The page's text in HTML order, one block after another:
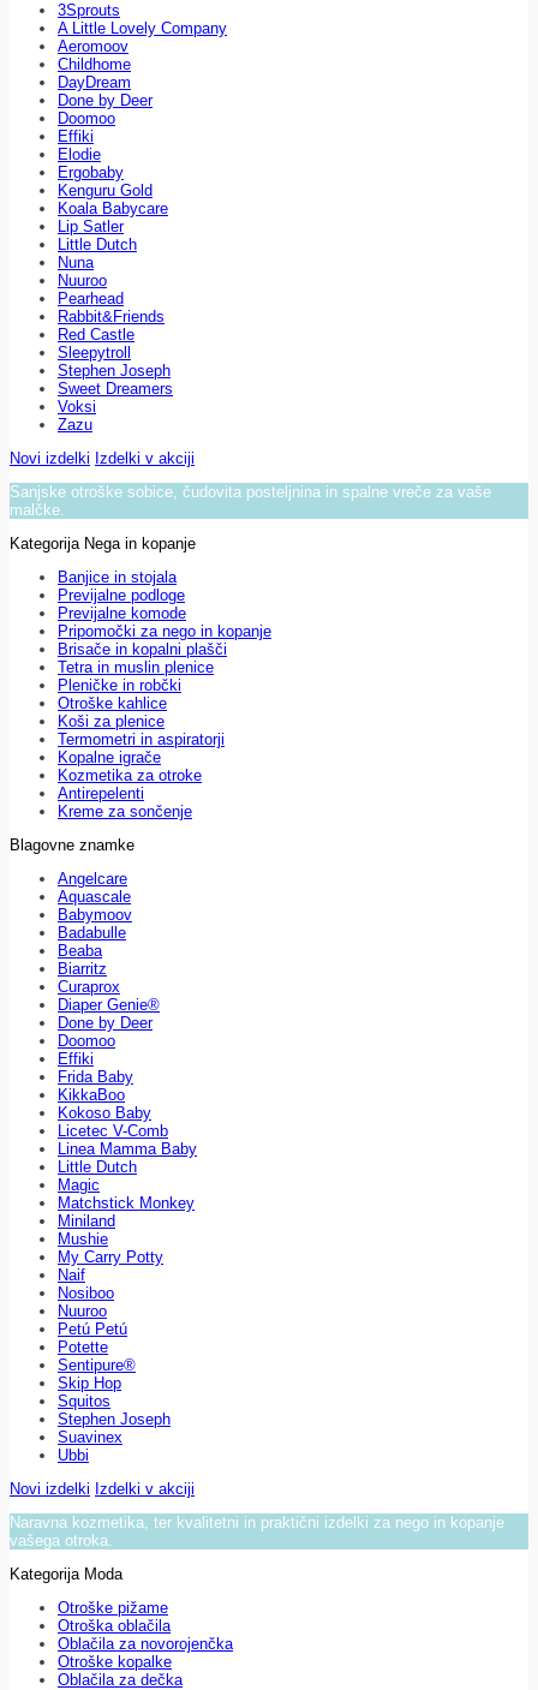
3Sprouts
A Little Lovely Company
Aeromoov
Childhome
DayDream
Done by Deer
Doomoo
Effiki
Elodie
Ergobaby
Kenguru Gold
Koala Babycare
Lip Satler
Little Dutch
Nuna
Nuuroo
Pearhead
Rabbit&Friends
Red Castle
Sleepytroll
Stephen Joseph
Sweet Dreamers
Voksi
Zazu
Novi izdelki Izdelki v akciji
Sanjske otroške sobice, čudovita posteljnina in spalne vreče za vaše
malčke.
Kategorija Nega in kopanje
Banjice in stojala
Previjalne podloge
Previjalne komode
Pripomočki za nego in kopanje
Brisače in kopalni plašči
Tetra in muslin plenice
Pleničke in robčki
Otroške kahlice
Koši za plenice
Termometri in aspiratorji
Kopalne igrače
Kozmetika za otroke
Antirepelenti
Kreme za sončenje
Blagovne znamke
Angelcare
Aquascale
Babymoov
Badabulle
Beaba
Biarritz
Curaprox
Diaper Genie®
Done by Deer
Doomoo
Effiki
Frida Baby
KikkaBoo
Kokoso Baby
Licetec V-Comb
Linea Mamma Baby
Little Dutch
Magic
Matchstick Monkey
Miniland
Mushie
My Carry Potty
Naif
Nosiboo
Nuuroo
Petú Petú
Potette
Sentipure®
Skip Hop
Squitos
Stephen Joseph
Suavinex
Ubbi
Novi izdelki Izdelki v akciji
Naravna kozmetika, ter kvalitetni in praktični izdelki za nego in kopanje
vašega otroka.
Kategorija Moda
Otroške pižame
Otroška oblačila
Oblačila za novorojenčka
Otroške kopalke
Oblačila za dečka